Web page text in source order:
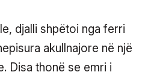
djalli shpëtoi nga ferri
akullnajore në një
Disa thonë se emri i